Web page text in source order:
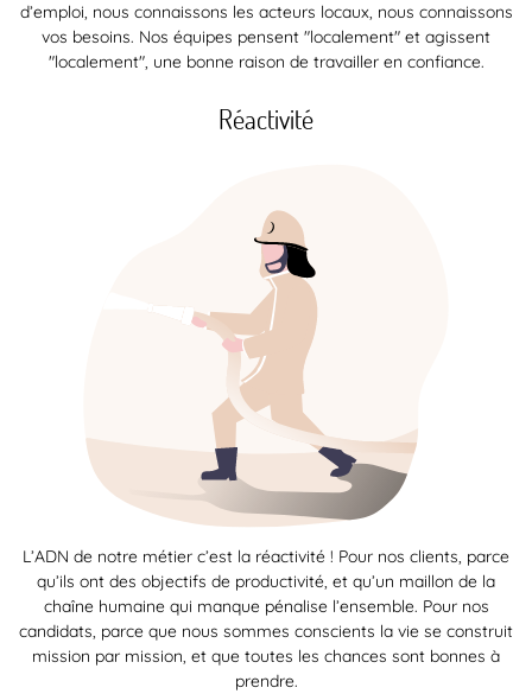
d’emploi, nous connaissons les acteurs locaux, nous connaissons
vos besoins. Nos équipes pensent "localement" et agissent
"localement", une bonne raison de travailler en confiance.
Réactivité
L’ADN de notre métier c’est la réactivité ! Pour nos clients, parce
qu’ils ont des objectifs de productivité, et qu’un maillon de la
chaîne humaine qui manque pénalise l’ensemble. Pour nos
candidats, parce que nous sommes conscients la vie se construit
mission par mission, et que toutes les chances sont bonnes à
prendre.